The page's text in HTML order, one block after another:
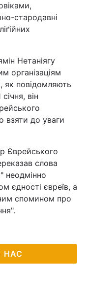
стародавні
Нетаніягу
організаціям
як повідомляють
він
взяти до уваги
Єврейського
слова
неодмінно
єдності євреїв, а
спомином про
НАС